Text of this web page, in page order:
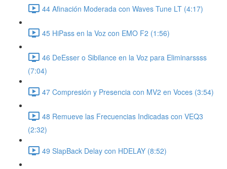
44 Afinación Moderada con Waves Tune LT (4:17)
45 HiPass en la Voz con EMO F2 (1:56)
46 DeEsser o Sibilance en la Voz para Eliminarssss
(7:04)
47 Compresión y Presencia con MV2 en Voces (3:54)
48 Remueve las Frecuencias Indicadas con VEQ3
(2:32)
49 SlapBack Delay con HDELAY (8:52)